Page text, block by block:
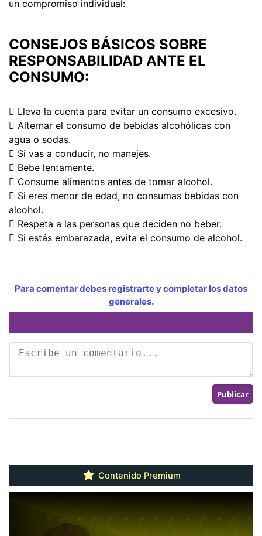
un compromiso individual:
CONSEJOS BÁSICOS SOBRE
RESPONSABILIDAD ANTE EL
CONSUMO:
 Lleva la cuenta para evitar un consumo excesivo.
 Alternar el consumo de bebidas alcohólicas con
agua o sodas.
 Si vas a conducir, no manejes.
 Bebe lentamente.
 Consume alimentos antes de tomar alcohol.
 Si eres menor de edad, no consumas bebidas con
alcohol.
 Respeta a las personas que deciden no beber.
 Si estás embarazada, evita el consumo de alcohol.
Para comentar debes registrarte y completar los datos
generales.
Contenido Premium